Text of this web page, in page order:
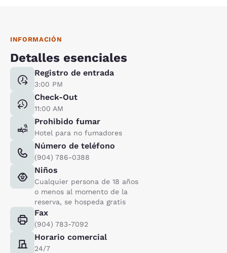
INFORMACIÓN
Detalles esenciales
Registro de entrada
3:00 PM
Check-Out
11:00 AM
Prohibido fumar
Hotel para no fumadores
Número de teléfono
(904) 786-0388
Niños
Cualquier persona de 18 años
o menos al momento de la
reserva, se hospeda gratis
Fax
(904) 783-7092
Horario comercial
24/7